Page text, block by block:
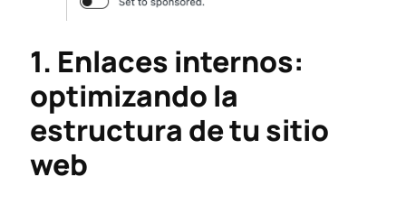
1. Enlaces internos:
optimizando la
estructura de tu sitio
web